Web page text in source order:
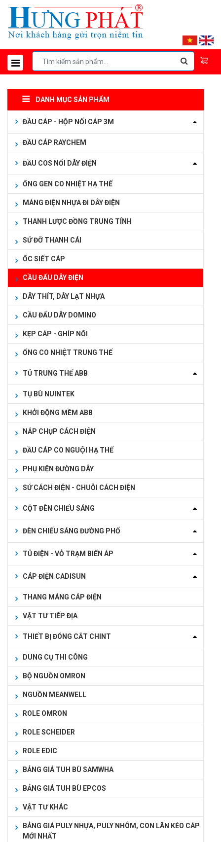
DANH MỤC SẢN PHẨM
ĐẦU CÁP - HỘP NỐI CÁP 3M
ĐẦU CÁP RAYCHEM
ĐẦU COS NỐI DÂY ĐIỆN
ỐNG GEN CO NHIỆT HẠ THẾ
MÁNG ĐIỆN NHỰA ĐI DÂY ĐIỆN
THANH LƯỢC ĐỒNG TRUNG TÍNH
SỨ ĐỠ THANH CÁI
ỐC SIẾT CÁP
CẦU ĐẤU DÂY ĐIỆN
DÂY THÍT, DÂY LẠT NHỰA
CẦU ĐẤU DÂY DOMINO
KẸP CÁP - GHÍP NỐI
ỐNG CO NHIỆT TRUNG THẾ
TỦ TRUNG THẾ ABB
TỤ BÙ NUINTEK
KHỞI ĐỘNG MỀM ABB
NẮP CHỤP CÁCH ĐIỆN
ĐẦU CÁP CO NGUỘI HẠ THẾ
PHỤ KIỆN ĐƯỜNG DÂY
SỨ CÁCH ĐIỆN - CHUỖI CÁCH ĐIỆN
CỘT ĐÈN CHIẾU SÁNG
ĐÈN CHIẾU SÁNG ĐƯỜNG PHỐ
TỦ ĐIỆN - VỎ TRẠM BIẾN ÁP
CÁP ĐIỆN CADISUN
THANG MÁNG CÁP ĐIỆN
VẬT TƯ TIẾP ĐỊA
THIẾT BỊ ĐÓNG CẮT CHINT
DUNG CỤ THI CÔNG
BỘ NGUỒN OMRON
NGUỒN MEANWELL
ROLE OMRON
ROLE SCHEIDER
ROLE EDIC
BẢNG GIÁ TUH BÙ SAMWHA
BẢNG GIÁ TUH BÙ EPCOS
VẬT TƯ KHÁC
BẢNG GIÁ PULY NHỰA, PULY NHÔM, CON LĂN KÉO CÁP
MỚI NHẤT